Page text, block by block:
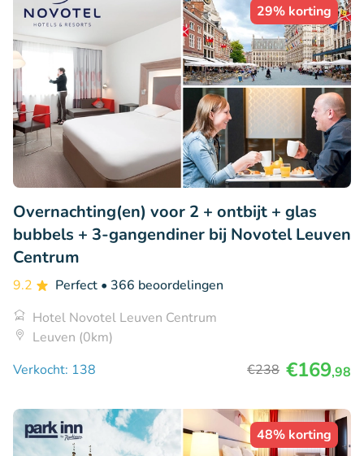
29% korting
Overnachting(en) voor 2 + ontbijt + glas
bubbels + 3-gangendiner bij Novotel Leuven
Centrum
9.2 Perfect • 366 beoordelingen
Hotel Novotel Leuven Centrum
Leuven (0km)
Verkocht: 138
€238 €169,98
48% korting